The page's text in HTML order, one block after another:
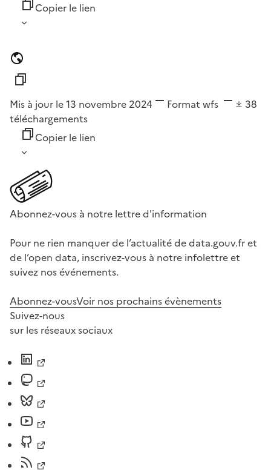
Copier le lien
Mis à jour le 13 novembre 2024 Format wfs
38
téléchargements
Copier le lien
Abonnez-vous à notre lettre d'information
Pour ne rien manquer de l’actualité de data.gouv.fr et
de l’open data, inscrivez-vous à notre infolettre et
suivez nos événements.
Abonnez-vousVoir nos prochains évènements
Suivez-nous
sur les réseaux sociaux